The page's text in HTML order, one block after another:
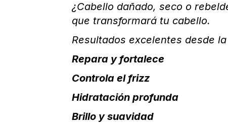
¿Cabello dañado, seco o
que transformará tu cabello.
Resultados excelentes desde
Repara y fortalece
Controla el frizz
Hidratación profunda
Brillo y suavidad